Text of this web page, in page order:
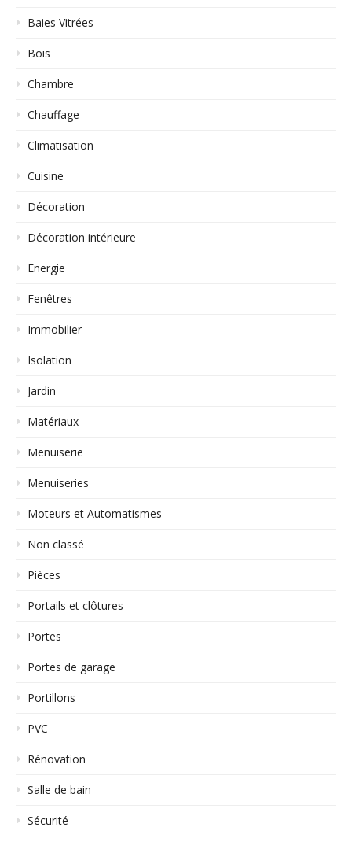
Baies Vitrées
Bois
Chambre
Chauffage
Climatisation
Cuisine
Décoration
Décoration intérieure
Energie
Fenêtres
Immobilier
Isolation
Jardin
Matériaux
Menuiserie
Menuiseries
Moteurs et Automatismes
Non classé
Pièces
Portails et clôtures
Portes
Portes de garage
Portillons
PVC
Rénovation
Salle de bain
Sécurité